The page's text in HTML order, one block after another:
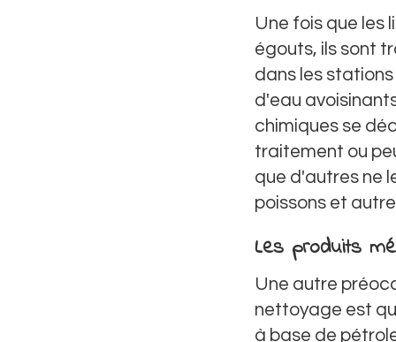
Une fois que les
égouts, ils sont
dans les
d'eau
chimiques se
traitement ou
que d'autres ne
poissons et
Les produits
Une autre
nettoyage est
à base de